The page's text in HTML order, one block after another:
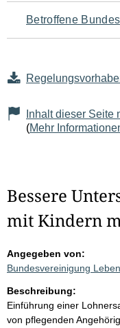
Seiteninhalt
Betroffene
Inhalt dieser Seite
(Mehr
Bessere
mit Kindern
Angegeben von:
Bundesvereinigung
Beschreibung:
Einführung einer
von pflegenden